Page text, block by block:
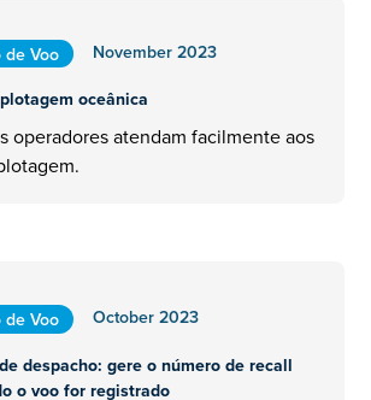
de Voo
November 2023
oceânica
operadores atendam facilmente aos
de Voo
October 2023
despacho: gere o número de recall
o voo for registrado